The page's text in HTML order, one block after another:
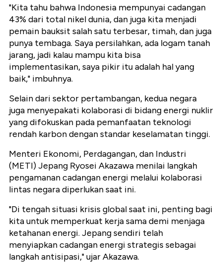
"Kita tahu bahwa Indonesia mempunyai cadangan
43% dari total nikel dunia, dan juga kita menjadi
pemain bauksit salah satu terbesar, timah, dan juga
punya tembaga. Saya persilahkan, ada logam tanah
jarang, jadi kalau mampu kita bisa
implementasikan, saya pikir itu adalah hal yang
baik," imbuhnya.
Selain dari sektor pertambangan, kedua negara
juga menyepakati kolaborasi di bidang energi nuklir
yang difokuskan pada pemanfaatan teknologi
rendah karbon dengan standar keselamatan tinggi.
Menteri Ekonomi, Perdagangan, dan Industri
(METI) Jepang Ryosei Akazawa menilai langkah
pengamanan cadangan energi melalui kolaborasi
lintas negara diperlukan saat ini.
"Di tengah situasi krisis global saat ini, penting bagi
kita untuk memperkuat kerja sama demi menjaga
ketahanan energi. Jepang sendiri telah
menyiapkan cadangan energi strategis sebagai
langkah antisipasi," ujar Akazawa.